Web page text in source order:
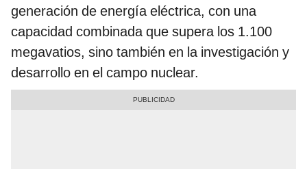
generación de energía eléctrica, con una
capacidad combinada que supera los 1.100
megavatios, sino también en la investigación y
desarrollo en el campo nuclear.